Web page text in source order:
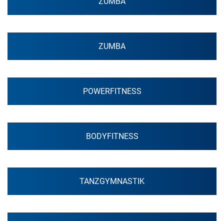
ZUMBA
POWERFITNESS
BODYFITNESS
TANZGYMNASTIK